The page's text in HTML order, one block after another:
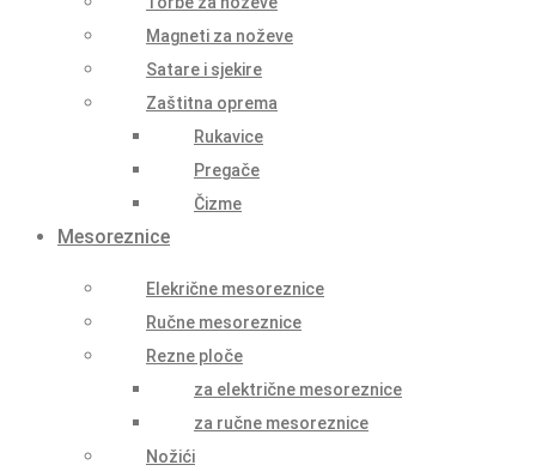
Magneti za noževe
Satare i sjekire
Zaštitna oprema
Rukavice
Pregače
Čizme
Mesoreznice
Elekrične mesoreznice
Ručne mesoreznice
Rezne ploče
za električne mesoreznice
za ručne mesoreznice
Nožići